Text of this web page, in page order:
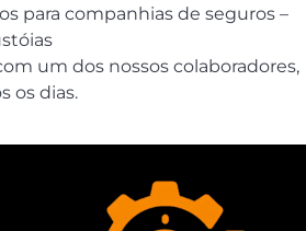
para companhias de seguros –
um dos nossos colaboradores,
os dias.